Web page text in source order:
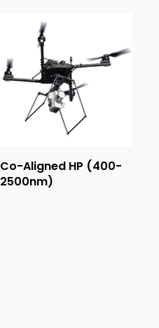
Ler Mais
Co-Aligned HP (400-
2500nm)